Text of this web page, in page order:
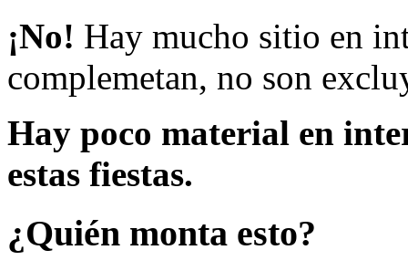
¡No! Hay mucho sitio en
complemetan, no son
Hay poco material en
estas fiestas.
¿Quién monta esto?